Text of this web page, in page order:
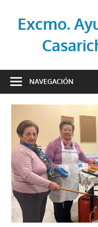
contenidoExcmo.
oficial
Ayuntamiento
Casariche
(Sevilla)
NAVEGACIÓN